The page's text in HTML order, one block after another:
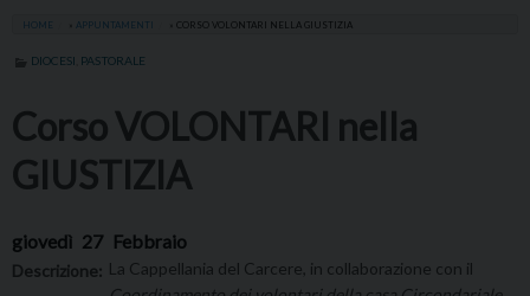
HOME APPUNTAMENTI CORSO VOLONTARI NELLA GIUSTIZIA
DIOCESI PASTORALE
Corso VOLONTARI nella
GIUSTIZIA
giovedì 27 Febbraio
Descrizione: La Cappellania del Carcere, in collaborazione con il